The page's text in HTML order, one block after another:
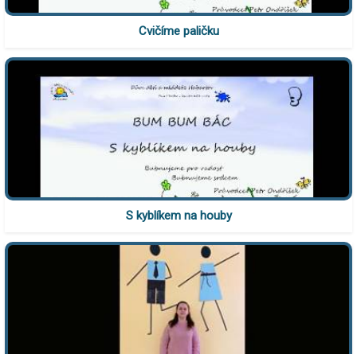
Cvičíme paličku
S kyblíkem na houby